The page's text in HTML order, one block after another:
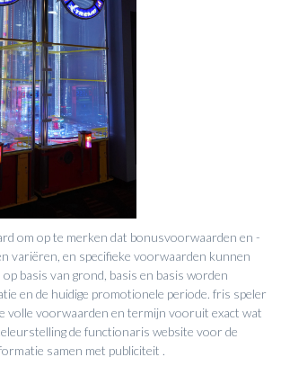
om op te merken dat bonusvoorwaarden en -
variëren, en specifieke voorwaarden kunnen
basis van grond, basis en basis worden
en de huidige promotionele periode. fris speler
volle voorwaarden en termijn vooruit exact wat
de functionaris website voor de
samen met publiciteit .